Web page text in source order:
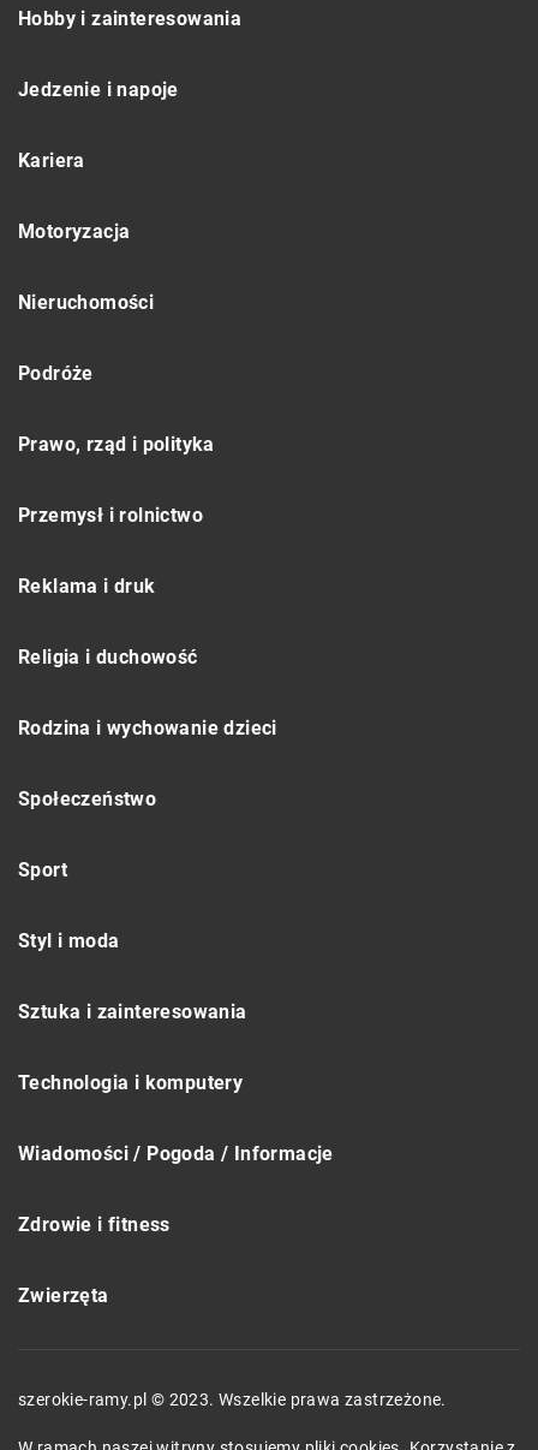
Hobby i zainteresowania
Jedzenie i napoje
Kariera
Motoryzacja
Nieruchomości
Podróże
Prawo, rząd i polityka
Przemysł i rolnictwo
Reklama i druk
Religia i duchowość
Rodzina i wychowanie dzieci
Społeczeństwo
Sport
Styl i moda
Sztuka i zainteresowania
Technologia i komputery
Wiadomości / Pogoda / Informacje
Zdrowie i fitness
Zwierzęta
szerokie-ramy.pl © 2023. Wszelkie prawa zastrzeżone.